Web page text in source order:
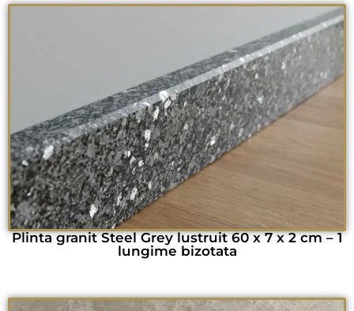
Plinta granit Steel Grey lustruit 60 x 7 x 2 cm – 1
lungime bizotata